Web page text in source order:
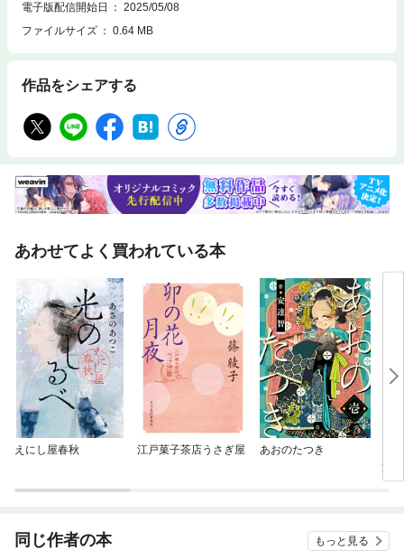
電子版配信開始日
2025/05/08
ファイルサイズ
0.64 MB
作品をシェアする
あわせてよく買われている本
えにし屋春秋 江戸菓子茶店うさぎ屋 あおのたつき
査
同じ作者の本 もっと見る